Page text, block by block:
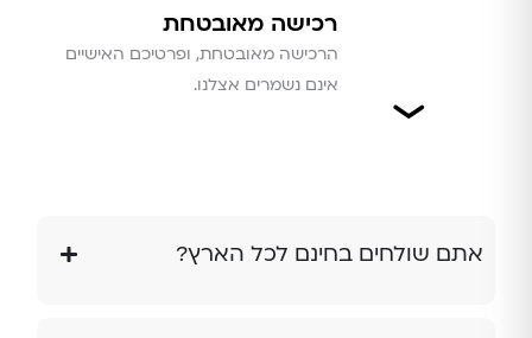
רכישה מאובטחת
הרכישה מאובטחת, ופרטיכם האישיים
אינם נשמרים אצלנו.
אתם שולחים בחינם לכל הארץ?